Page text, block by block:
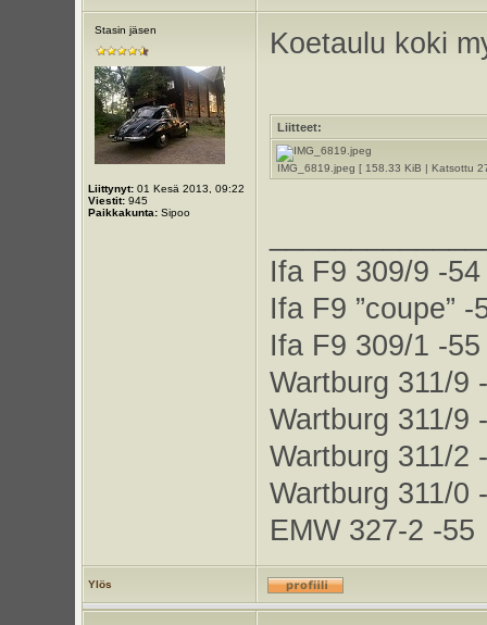
Stasin jäsen
Liittynyt:01 Kesä 2013, 09:22
Viestit:945
Paikkakunta:Sipoo
Koetaulu koki
Liitteet:
IMG_6819.jpeg [ 158.33 KiB | Katsottu
Ifa F9 309/9 -54
Ifa F9 ”coupe” -
Ifa F9 309/1 -55
Wartburg 311/9
Wartburg 311/9
Wartburg 311/2
Wartburg 311/0
EMW 327-2 -55
Ylös